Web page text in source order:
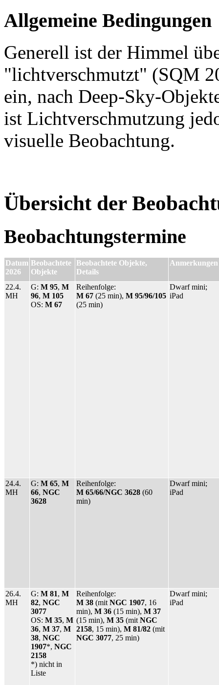
Allgemeine Bedingungen
Generell ist der Himmel
"lichtverschmutzt" (SQM
ein, nach Deep-Sky-
ist Lichtverschmutzung
visuelle Beobachtung.
Übersicht der
Beobachtungstermine
Datum
2026
Beobachtete
Objekte
Beobachtete Objekte,
Details
Anmerkungen
22.4.
MH
G: M 95, M
96, M 105
OS: M 67
Reihenfolge:
M 67 (25 min), M 95/96/105
(25 min)
Dwarf mini;
iPad
24.4.
MH
G: M 65, M
66, NGC
3628
Reihenfolge:
M 65/66/NGC 3628 (60
min)
Dwarf mini;
iPad
26.4.
MH
G: M 81, M
82, NGC
3077
OS: M 35, M
36, M 37, M
38, NGC
1907*, NGC
2158
*) nicht in
Liste
Reihenfolge:
M 38 (mit NGC 1907, 16
min), M 36 (15 min), M 37
(15 min), M 35 (mit NGC
2158, 15 min), M 81/82 (mit
NGC 3077, 25 min)
Dwarf mini;
iPad